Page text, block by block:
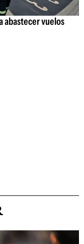
abastecer vuelos